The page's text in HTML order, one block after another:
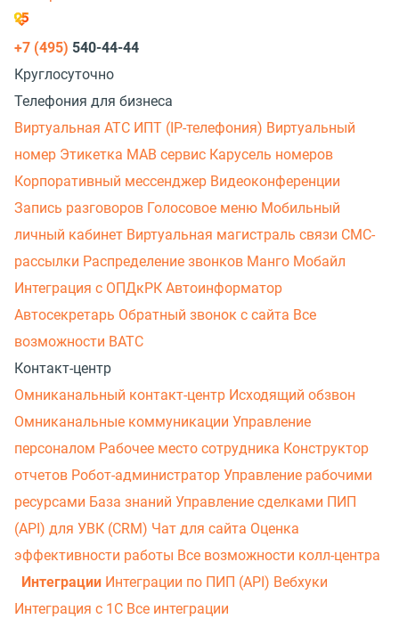
+7 (495) 540-44-44
Круглосуточно
Телефония для бизнеса
Виртуальная АТС ИПТ (IP-телефония) Виртуальный
номер Этикетка МАВ сервис Карусель номеров
Корпоративный мессенджер Видеоконференции
Запись разговоров Голосовое меню Мобильный
личный кабинет Виртуальная магистраль связи СМС-
рассылки Распределение звонков Манго Мобайл
Интеграция с ОПДкРК Автоинформатор
Автосекретарь Обратный звонок с сайта Все
возможности ВАТС
Контакт-центр
Омниканальный контакт-центр Исходящий обзвон
Омниканальные коммуникации Управление
персоналом Рабочее место сотрудника Конструктор
отчетов Робот-администратор Управление рабочими
ресурсами База знаний Управление сделками ПИП
(API) для УВК (CRM) Чат для сайта Оценка
эффективности работы Все возможности колл-центра
Интеграции Интеграции по ПИП (API) Вебхуки
Интеграция с 1С Все интеграции